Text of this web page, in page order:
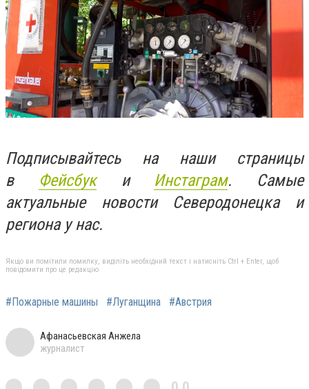
Подписывайтесь на наши страницы
в
Фейсбуки Инстаграм. Самые
актуальные новости Северодонецка и
региона у нас.
Якщо ви помітили помилку, виділіть необхідний текст і натисніть Ctrl + Enter, щоб
повідомити про це редакцію
#Пожарные машины #Луганщина #Австрия
Афанасьевская Анжела
журналист